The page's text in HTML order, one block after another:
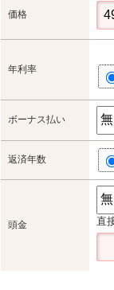
価格
年利率
ボーナス払い
返済年数
頭金 直